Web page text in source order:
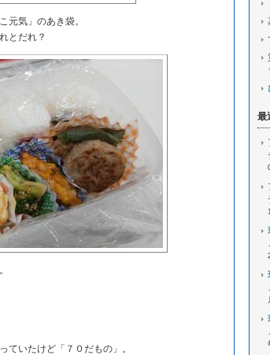
元気」のあき袋。
とだれ？
いたけど「７０だもの」。
最